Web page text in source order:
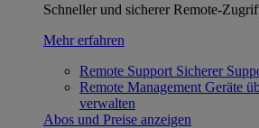
Schneller und sicherer Remote-
Mehr erfahren
Remote Support Sicherer
Remote Management Geräte
verwalten
Abos und Preise anzeigen